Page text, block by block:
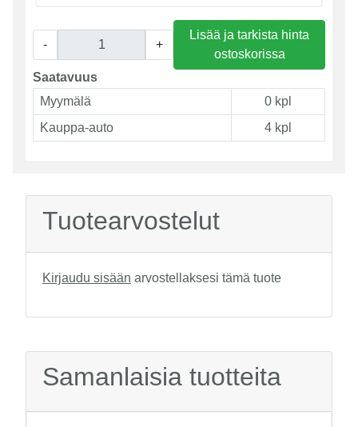
- +
Lisää ja tarkista hinta
ostoskorissa
Saatavuus
Myymälä
0 kpl
Kauppa-auto
4 kpl
Tuotearvostelut
Kirjaudu sisään arvostellaksesi tämä tuote
Samanlaisia tuotteita